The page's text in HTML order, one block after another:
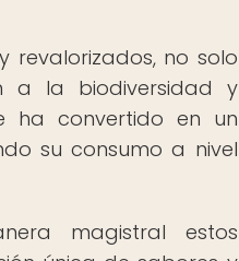
revalorizados, no solo
a la biodiversidad y
ha convertido en un
su consumo a nivel
magistral estos